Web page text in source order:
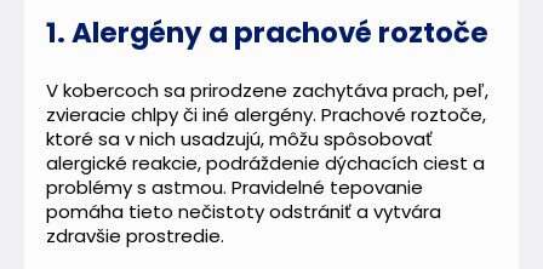
1. Alergény a prachové roztoče
V kobercoch sa prirodzene zachytáva prach, peľ,
zvieracie chlpy či iné alergény. Prachové roztoče,
ktoré sa v nich usadzujú, môžu spôsobovať
alergické reakcie, podráždenie dýchacích ciest a
problémy s astmou. Pravidelné tepovanie
pomáha tieto nečistoty odstrániť a vytvára
zdravšie prostredie.